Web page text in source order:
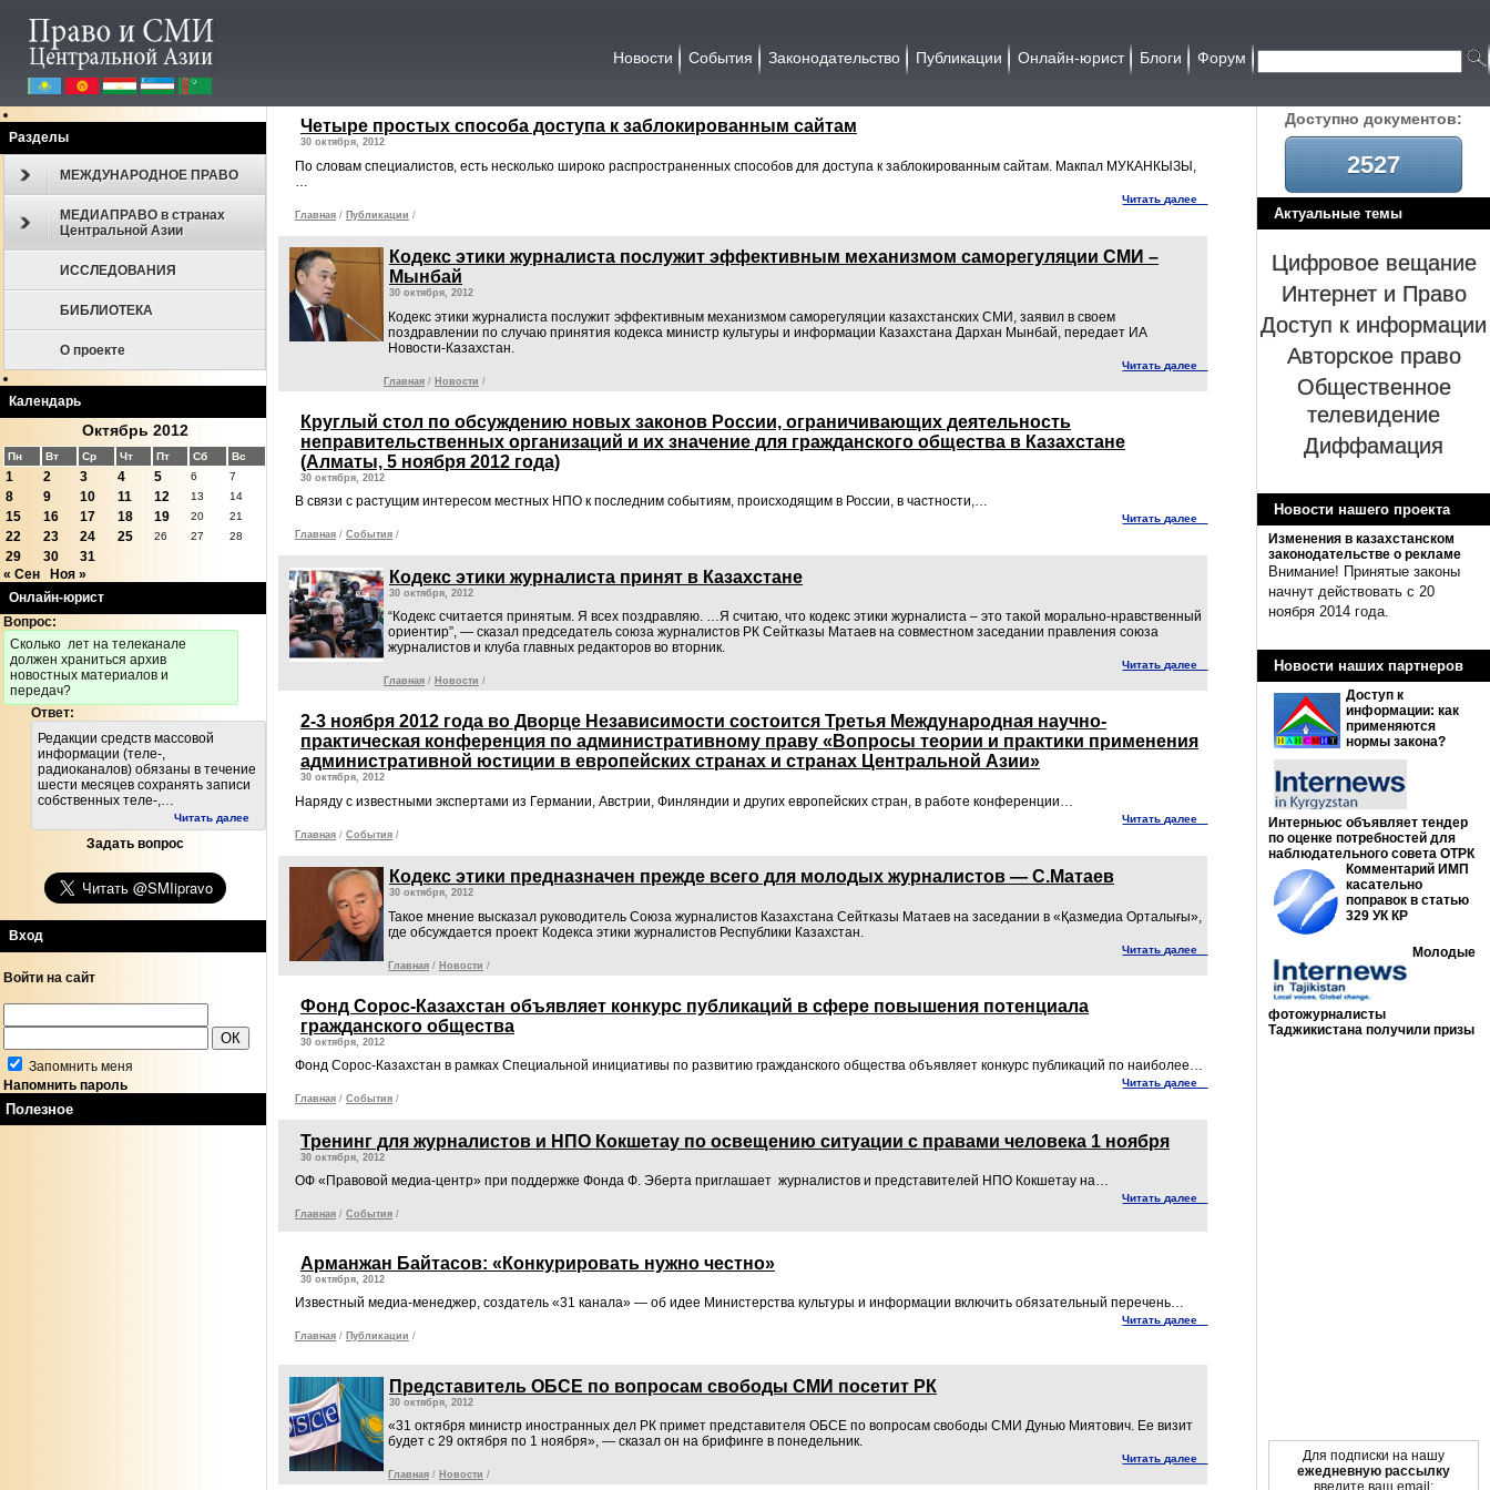
Новости События Законодательство Публикации Онлайн-юрист Блоги Форум
Доcтупно документов:
2527
Актуальные темы
Цифровое вещание
Интернет и Право
Доступ к информации
Авторское право
Общественное
телевидение
Диффамация
Новости нашего проекта
Изменения в казахстанском
законодательстве о рекламе
Внимание! Принятые законы
начнут действовать с 20
ноября 2014 года.
Новости наших партнеров
Доступ к
информации: как
применяются
нормы закона?
Интерньюс объявляет тендер
по оценке потребностей для
наблюдательного совета ОТРК
Комментарий ИМП
касательно
поправок в статью
329 УК КР
Молодые
фотожурналисты
Таджикистана получили призы
Для подписки на нашу
ежедневную рассылку
введите ваш email:
Разделы
МЕЖДУНАРОДНОЕ ПРАВО
МЕДИАПРАВО в странах
Центральной Азии
ИССЛЕДОВАНИЯ
БИБЛИОТЕКА
О проекте
Календарь
Октябрь 2012
Пн Вт Ср Чт Пт Сб Вс
1 2 3 4 5 6 7
8 9 10 11 12 13 14
15 16 17 18 19 20 21
22 23 24 25 26 27 28
29 30
31
« Сен
Ноя »
Онлайн-юрист
Вопрос:
Cколько лет на телеканале
должен храниться архив
новостных материалов и
передач?
Ответ:
Редакции средств массовой
информации (теле-,
радиоканалов) обязаны в течение
шести месяцев сохранять записи
собственных теле-,…
Читать далее
Задать вопрос
Вход
Войти на сайт
Запомнить меня
Напомнить пароль
Полезное
Четыре простых способа доступа к заблокированным сайтам
30 октября, 2012
По словам специалистов, есть несколько широко распространенных способов для доступа к заблокированным сайтам. Макпал МУКАНКЫЗЫ,
Читать далее
Главная / Публикации /
Кодекс этики журналиста послужит эффективным механизмом саморегуляции СМИ –
Мынбай
30 октября, 2012
Кодекс этики журналиста послужит эффективным механизмом саморегуляции казахстанских СМИ, заявил в своем
поздравлении по случаю принятия кодекса министр культуры и информации Казахстана Дархан Мынбай, передает ИА
Новости-Казахстан.
Читать далее
Главная / Новости /
Круглый стол по обсуждению новых законов России, ограничивающих деятельность
неправительственных организаций и их значение для гражданского общества в Казахстане
(Алматы, 5 ноября 2012 года)
30 октября, 2012
В связи с растущим интересом местных НПО к последним событиям, происходящим в России, в частности,…
Читать далее
Главная / События /
Кодекс этики журналиста принят в Казахстане
30 октября, 2012
“Кодекс считается принятым. Я всех поздравляю. …Я считаю, что кодекс этики журналиста – это такой морально-нравственный
ориентир”, — сказал председатель союза журналистов РК Сейтказы Матаев на совместном заседании правления союза
журналистов и клуба главных редакторов во вторник.
Читать далее
Главная / Новости /
2-3 ноября 2012 года во Дворце Независимости состоится Третья Международная научно-
практическая конференция по административному праву «Вопросы теории и практики применения
административной юстиции в европейских странах и странах Центральной Азии»
30 октября, 2012
Наряду с известными экспертами из Германии, Австрии, Финляндии и других европейских стран, в работе конференции…
Читать далее
Главная / События /
Кодекс этики предназначен прежде всего для молодых журналистов — С.Матаев
30 октября, 2012
Такое мнение высказал руководитель Союза журналистов Казахстана Сейтказы Матаев на заседании в «Қазмедиа Орталығы»,
где обсуждается проект Кодекса этики журналистов Республики Казахстан.
Читать далее
Главная / Новости /
Фонд Сорос-Казахстан объявляет конкурс публикаций в сфере повышения потенциала
гражданского общества
30 октября, 2012
Фонд Сорос-Казахстан в рамках Специальной инициативы по развитию гражданского общества объявляет конкурс публикаций по наиболее…
Читать далее
Главная / События /
Тренинг для журналистов и НПО Кокшетау по освещению ситуации с правами человека 1 ноября
30 октября, 2012
ОФ «Правовой медиа-центр» при поддержке Фонда Ф. Эберта приглашает журналистов и представителей НПО Кокшетау на…
Читать далее
Главная / События /
Арманжан Байтасов: «Конкурировать нужно честно»
30 октября, 2012
Известный медиа-менеджер, создатель «31 канала» — об идее Министерства культуры и информации включить обязательный перечень…
Читать далее
Главная / Публикации /
Представитель ОБСЕ по вопросам свободы СМИ посетит РК
30 октября, 2012
«31 октября министр иностранных дел РК примет представителя ОБСЕ по вопросам свободы СМИ Дунью Миятович. Ее визит
будет с 29 октября по 1 ноября», — сказал он на брифинге в понедельник.
Читать далее
Главная / Новости /